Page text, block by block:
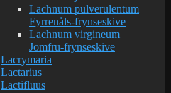
Lachnum pulverulentum
Fyrrenåls-frynseskive
Lachnum virgineum
Jomfru-frynseskive
Lacrymaria
Lactarius
Lactifluus